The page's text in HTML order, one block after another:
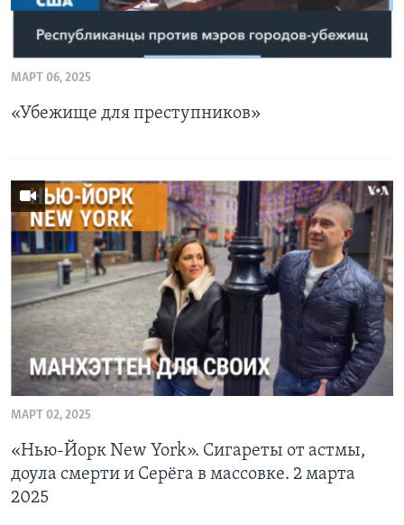
МАРТ 06, 2025
«Убежище для преступников»
МАРТ 02, 2025
«Нью-Йорк New York». Сигареты от астмы,
доула смерти и Серёга в массовке. 2 марта
2025